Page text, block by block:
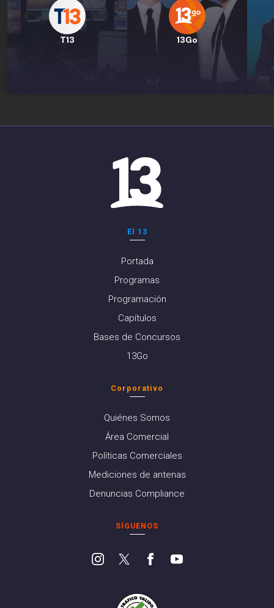
T13 13Go
El 13
Portada
Programas
Programación
Capítulos
Bases de Concursos
13Go
Corporativo
Quiénes Somos
Área Comercial
Políticas Comerciales
Mediciones de antenas
Denuncias Compliance
SÍGUENOS